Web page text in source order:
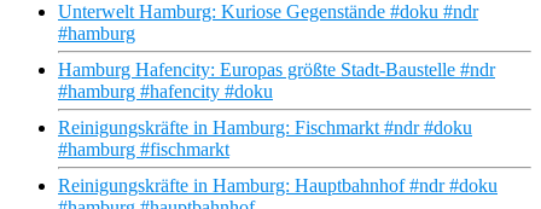
Unterwelt Hamburg: Kuriose Gegenstände #doku #ndr
#hamburg
Hamburg Hafencity: Europas größte Stadt-Baustelle #ndr
#hamburg #hafencity #doku
Reinigungskräfte in Hamburg: Fischmarkt #ndr #doku
#hamburg #fischmarkt
Reinigungskräfte in Hamburg: Hauptbahnhof #ndr #doku